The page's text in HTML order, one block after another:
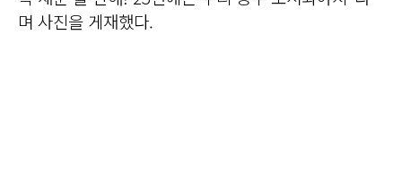
며 사진을 게재했다.